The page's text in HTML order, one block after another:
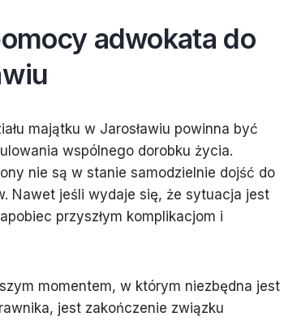
adwokata do
majątku w Jarosławiu powinna być
wspólnego dorobku życia.
nie są w stanie samodzielnie dojść do
Nawet jeśli wydaje się, że sytuacja jest
przyszłym komplikacjom i
momentem, w którym niezbędna jest
jest zakończenie związku